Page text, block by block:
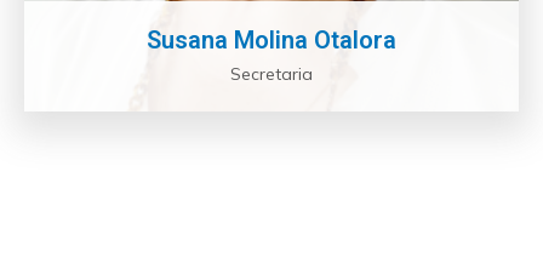
Susana Molina Otalora
Secretaria